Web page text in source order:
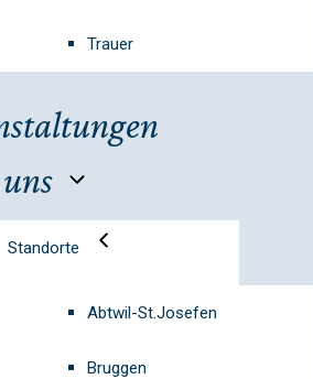
Trauer
Standorte
Abtwil-St.Josefen
Bruggen